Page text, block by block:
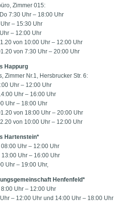
Zimmer 015:
7:30 Uhr – 18:00 Uhr
– 15:30 Uhr
– 12:00 Uhr
von 10:00 Uhr – 12:00 Uhr
von 7:30 Uhr – 20:00 Uhr
Happurg
Zimmer Nr.1, Hersbrucker Str. 6:
Uhr – 12:00 Uhr
Uhr – 16:00 Uhr
Uhr – 18:00 Uhr
von 18:00 Uhr – 20:00 Uhr
von 10:00 Uhr – 12:00 Uhr
Hartenstein*
08:00 Uhr – 12:00 Uhr
13:00 Uhr – 16:00 Uhr
Uhr – 19:00 Uhr,
Henfenfeld*
8:00 Uhr – 12:00 Uhr
– 12:00 Uhr und 14:00 Uhr – 18:00 Uhr